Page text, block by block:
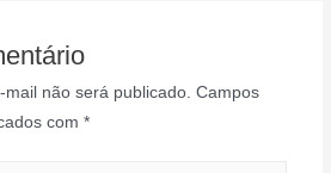
não será publicado. Campos
com *